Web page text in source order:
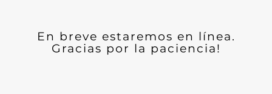
En breve estaremos en línea.
Gracias por la paciencia!